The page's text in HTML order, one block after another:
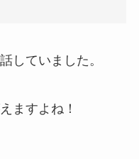
していました。
ますよね！